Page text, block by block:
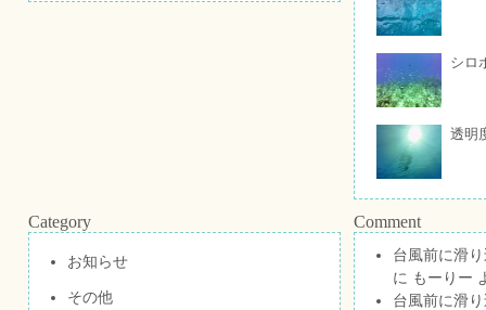
シロ
透明
Category
お知らせ
その他
Comment
台風前に滑
に もーりー
台風前に滑